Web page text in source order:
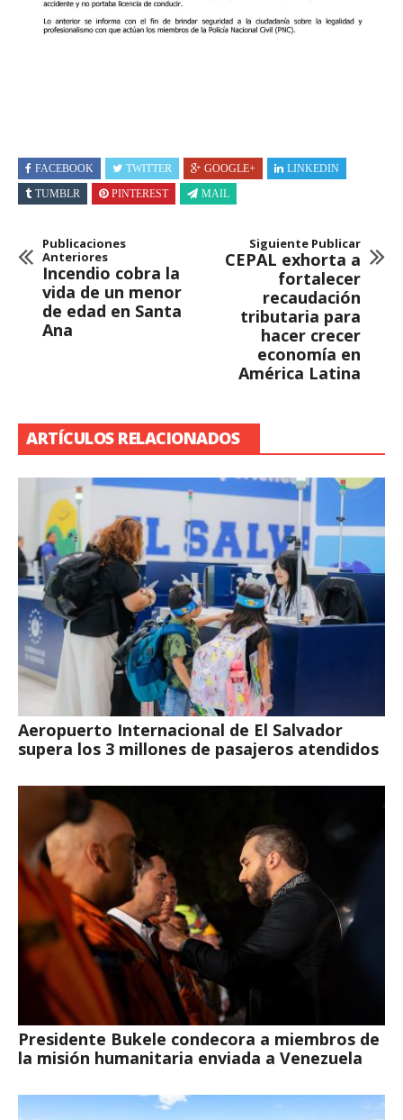
FACEBOOK TWITTER GOOGLE+
LINKEDIN
TUMBLR
PINTEREST MAIL
Publicaciones
Anteriores
Incendio cobra la
vida de un menor
de edad en Santa
Ana
Siguiente Publicar
CEPAL exhorta a
fortalecer
recaudación
tributaria para
hacer crecer
economía en
América Latina
ARTÍCULOS RELACIONADOS
Aeropuerto Internacional de El Salvador
supera los 3 millones de pasajeros atendidos
Presidente Bukele condecora a miembros de
la misión humanitaria enviada a Venezuela